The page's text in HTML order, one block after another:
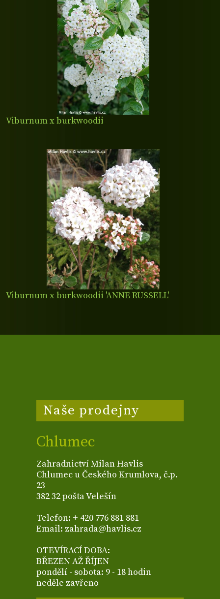
Viburnum x burkwoodii
Viburnum x burkwoodii 'ANNE RUSSELL'
Naše prodejny
Chlumec
Zahradnictví Milan Havlis
Chlumec u Českého Krumlova, č.p.
23
382 32 pošta Velešín
Telefon: + 420 776 881 881
Email: zahrada@havlis.cz
OTEVÍRACÍ DOBA:
BŘEZEN AŽ ŘÍJEN
pondělí - sobota: 9 - 18 hodin
neděle zavřeno